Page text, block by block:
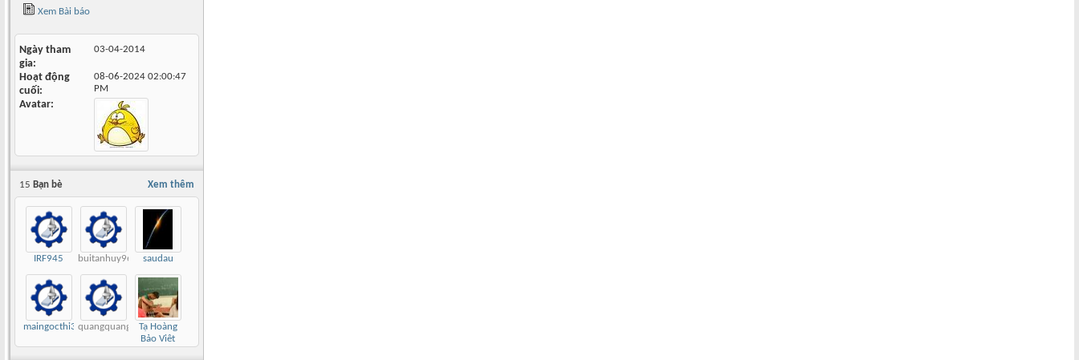
Xem Bài báo
Ngày tham
gia
03-04-2014
Hoạt động
cuối
08-06-2024 02:00:47
PM
Avatar
Xem thêm
15 Bạn bè
IRF945 buitanhuy96 saudau
maingocthi310quangquang
Tạ Hoàng
Bảo Việt